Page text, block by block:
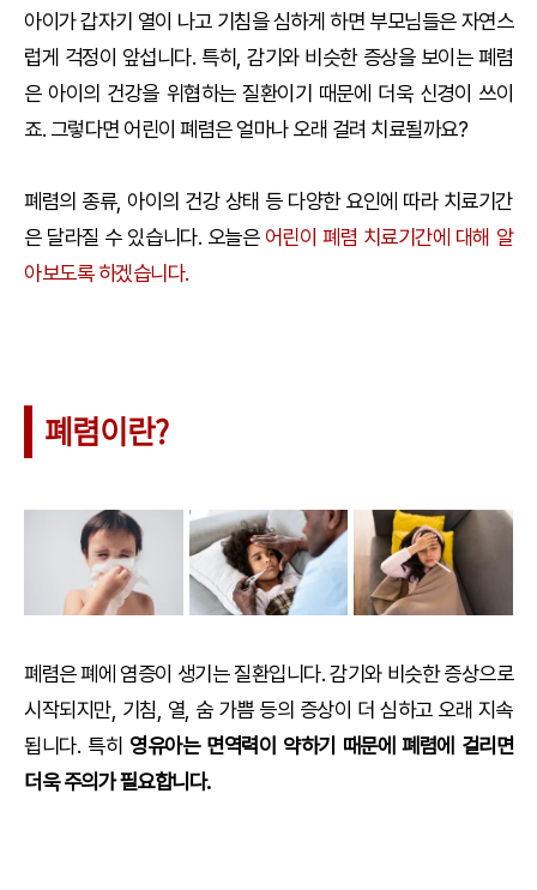
아이가 갑자기 열이 나고 기침을 심하게 하면 부모님들은 자연스
럽게 걱정이 앞섭니다. 특히, 감기와 비슷한 증상을 보이는 폐렴
은 아이의 건강을 위협하는 질환이기 때문에 더욱 신경이 쓰이
죠. 그렇다면 어린이 폐렴은 얼마나 오래 걸려 치료될까요?
폐렴의 종류, 아이의 건강 상태 등 다양한 요인에 따라 치료기간
은 달라질 수 있습니다. 오늘은어린이 폐렴 치료기간에 대해 알
아보도록 하겠습니다.
폐렴이란?
폐렴은 폐에 염증이 생기는 질환입니다. 감기와 비슷한 증상으로
시작되지만, 기침, 열, 숨 가쁨 등의 증상이 더 심하고 오래 지속
됩니다. 특히 영유아는 면역력이 약하기 때문에 폐렴에 걸리면
더욱 주의가 필요합니다.